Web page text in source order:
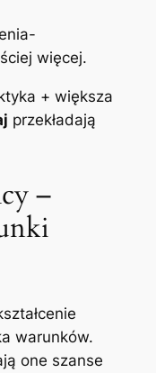
więcej.
+ większa
przekładają
–
warunków.
one szanse